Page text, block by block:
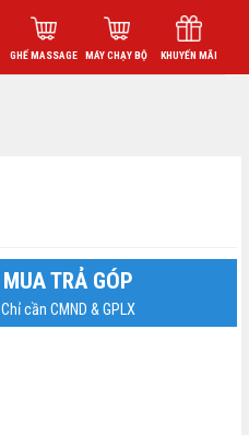
GHẾ MASSAGE MÁY CHẠY BỘ KHUYẾN MÃI
MUA TRẢ GÓP
Chỉ cần CMND & GPLX